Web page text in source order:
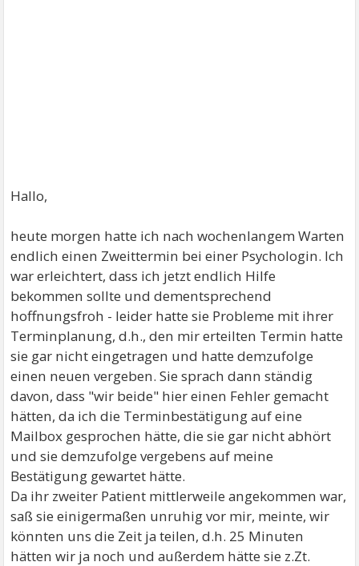
Hallo,
heute morgen hatte ich nach wochenlangem Warten
endlich einen Zweittermin bei einer Psychologin. Ich
war erleichtert, dass ich jetzt endlich Hilfe
bekommen sollte und dementsprechend
hoffnungsfroh - leider hatte sie Probleme mit ihrer
Terminplanung, d.h., den mir erteilten Termin hatte
sie gar nicht eingetragen und hatte demzufolge
einen neuen vergeben. Sie sprach dann ständig
davon, dass "wir beide" hier einen Fehler gemacht
hätten, da ich die Terminbestätigung auf eine
Mailbox gesprochen hätte, die sie gar nicht abhört
und sie demzufolge vergebens auf meine
Bestätigung gewartet hätte.
Da ihr zweiter Patient mittlerweile angekommen war,
saß sie einigermaßen unruhig vor mir, meinte, wir
könnten uns die Zeit ja teilen, d.h. 25 Minuten
hätten wir ja noch und außerdem hätte sie z.Zt.